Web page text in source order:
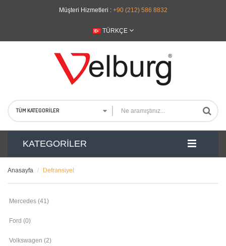
Müşteri Hizmetleri : +90 (212) 586 8832
TÜRKÇE
TÜM KATEGORILER
KATEGORILER
Anasayfa Defransiyel
Mercedes (41)
Ford (0)
Volkswagen (2)